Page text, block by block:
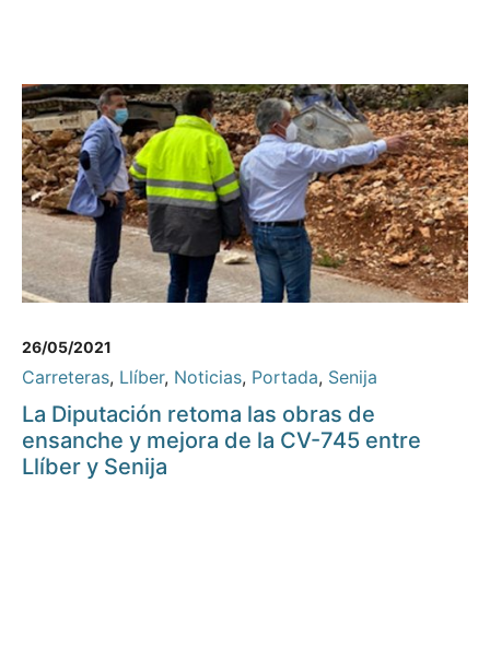
26/05/2021
Carreteras, Llíber, Noticias, Portada, Senija
La Diputación retoma las obras de
ensanche y mejora de la CV-745 entre
Llíber y Senija